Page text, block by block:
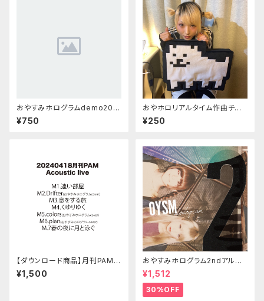
おやすみホログラムdemo202
3/「淡いダンス」「私」「mysong.
wav」
¥750
おやホロリアルタイム作曲チャ
レンジデモ「シンメトリー」ogaw
a ver.
¥250
【ダウンロード商品】月刊PAM A
cousstic Live 20240418
¥1,500
おやすみホログラム2ndアルバ
ム「2」
¥1,512
30%OFF